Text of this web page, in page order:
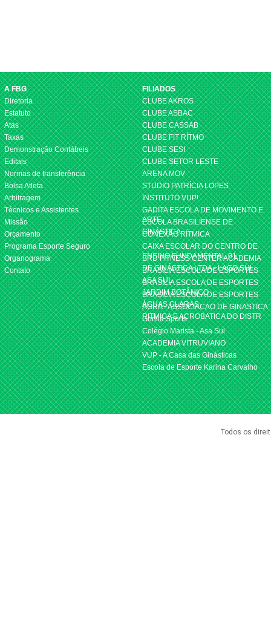
A FBG
Diretoria
Estatuto
Atas
Taxas
Demonstração Contábeis
Editais
Normas de transferência
Bolsa Atleta
Arbitragem
Técnicos e Assistentes
Missão
Orçamento
Programa Esporte Seguro
Organograma
Contato
FILIADOS
CLUBE AKROS
CLUBE ASBAC
CLUBE CASSAB
CLUBE FIT RÍTMO
CLUBE SESI
CLUBE SETOR LESTE
ARENA MOV
STUDIO PATRÍCIA LOPES
INSTITUTO VUP!
GADITA ESCOLA DE MOVIMENTO E
ARTE
ESCOLA BRASILIENSE DE
GINÁSTICA
CONEXÃO RÍTMICA
CAIXA ESCOLAR DO CENTRO DE
ENSINO FUNDAMENTAL 01
BRD FITNESS CENTER ACADEMIA
DE GINÁSTICA LTDA - LAGO SUL
BRASILIA ESCOLA DE ESPORTES
ASA SUL
BRASILIA ESCOLA DE ESPORTES
JARDIM BOTÂNICO
BRASILIA ESCOLA DE ESPORTES
ÁGUAS CLARAS
AGRA - ASSOCIACAO DE GINASTICA
RITMICA E ACROBATICA DO DISTR
Gorilla Sports
Colégio Marista - Asa Sul
ACADEMIA VITRUVIANO
VUP - A Casa das Ginásticas
Escola de Esporte Karina Carvalho
Todos os